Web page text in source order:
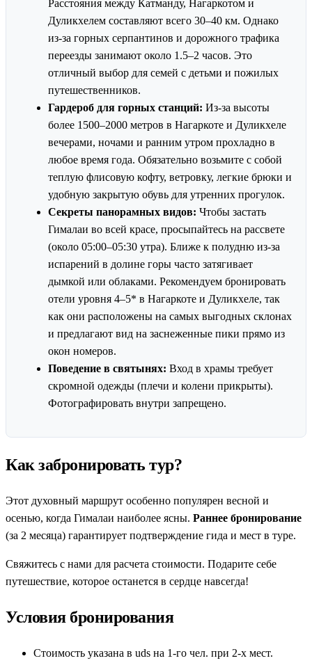
Расстояния между Катманду, Нагаркотом и
Дуликхелем составляют всего 30–40 км. Однако
из-за горных серпантинов и дорожного трафика
переезды занимают около 1.5–2 часов. Это
отличный выбор для семей с детьми и пожилых
путешественников.
Гардероб для горных станций: Из-за высоты
более 1500–2000 метров в Нагаркоте и Дуликхеле
вечерами, ночами и ранним утром прохладно в
любое время года. Обязательно возьмите с собой
теплую флисовую кофту, ветровку, легкие брюки и
удобную закрытую обувь для утренних прогулок.
Секреты панорамных видов: Чтобы застать
Гималаи во всей красе, просыпайтесь на рассвете
(около 05:00–05:30 утра). Ближе к полудню из-за
испарений в долине горы часто затягивает
дымкой или облаками. Рекомендуем бронировать
отели уровня 4–5* в Нагаркоте и Дуликхеле, так
как они расположены на самых выгодных склонах
и предлагают вид на заснеженные пики прямо из
окон номеров.
Поведение в святынях: Вход в храмы требует
скромной одежды (плечи и колени прикрыты).
Фотографировать внутри запрещено.
Как забронировать тур?
Этот духовный маршрут особенно популярен весной и
осенью, когда Гималаи наиболее ясны. Раннее бронирование
(за 2 месяца) гарантирует подтверждение гида и мест в туре.
Свяжитесь с нами для расчета стоимости. Подарите себе
путешествие, которое останется в сердце навсегда!
Условия бронирования
Стоимость указана в uds на 1-го чел. при 2-х мест.